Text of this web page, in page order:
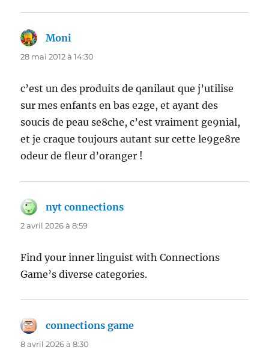
Moni
28 mai 2012 à 14:30
c’est un des produits de qanilaut que j’utilise
sur mes enfants en bas e2ge, et ayant des
soucis de peau se8che, c’est vraiment ge9nial,
et je craque toujours autant sur cette le9ge8re
odeur de fleur d’oranger !
nyt connections
2 avril 2026 à 8:59
Find your inner linguist with Connections
Game’s diverse categories.
connections game
8 avril 2026 à 8:30